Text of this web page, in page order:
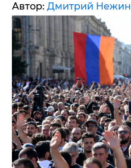
Автор: Дмитрий Нежин